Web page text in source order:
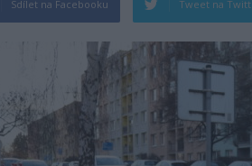
Sdílet na Facebooku Tweet na